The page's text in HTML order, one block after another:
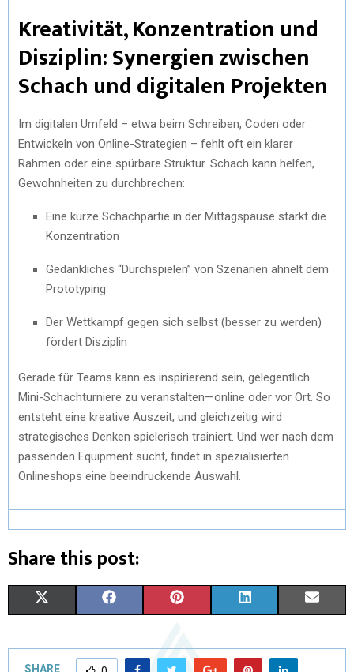
Kreativität, Konzentration und
Disziplin: Synergien zwischen
Schach und digitalen Projekten
Im digitalen Umfeld – etwa beim Schreiben, Coden oder
Entwickeln von Online-Strategien – fehlt oft ein klarer
Rahmen oder eine spürbare Struktur. Schach kann helfen,
Gewohnheiten zu durchbrechen:
Eine kurze Schachpartie in der Mittagspause stärkt die
Konzentration
Gedankliches “Durchspielen” von Szenarien ähnelt dem
Prototyping
Der Wettkampf gegen sich selbst (besser zu werden)
fördert Disziplin
Gerade für Teams kann es inspirierend sein, gelegentlich
Mini-Schachturniere zu veranstalten—online oder vor Ort. So
entsteht eine kreative Auszeit, und gleichzeitig wird
strategisches Denken spielerisch trainiert. Und wer nach dem
passenden Equipment sucht, findet in spezialisierten
Onlineshops eine beeindruckende Auswahl.
Share this post:
C N N
SHARE